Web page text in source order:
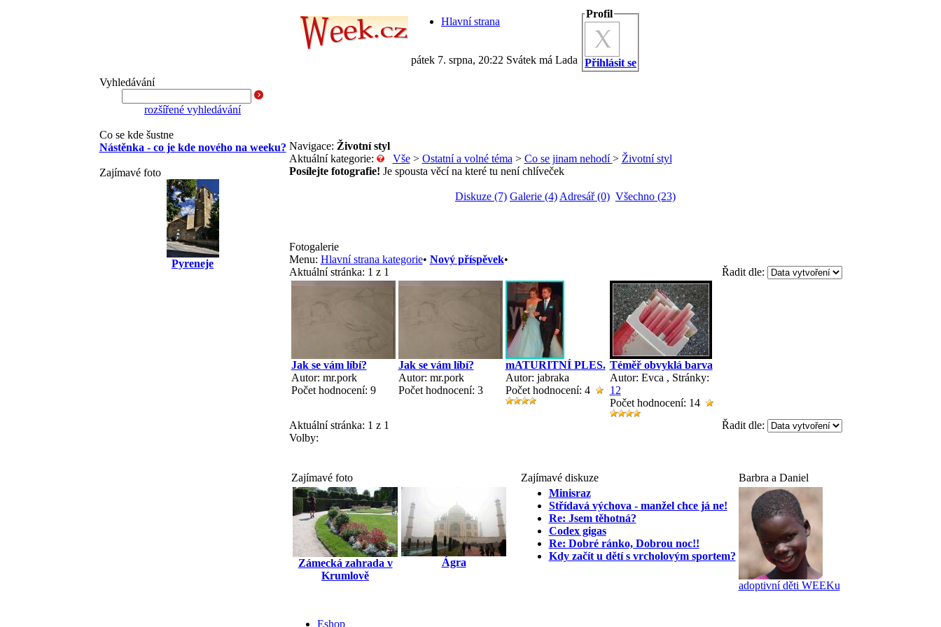
Hlavní strana
pátek 7. srpna, 20:22 Svátek má Lada
Profil
Přihlásit se
Vyhledávání
rozšířené vyhledávání
Co se kde šustne
Nástěnka - co je kde nového na weeku?
Zajímavé foto
Pyreneje
Navigace: Životní styl
Aktuální kategorie:
Vše> Ostatní a volné téma > Co se jinam nehodí> Životní styl
Posílejte fotografie! Je spousta věcí na které tu není chlíveček
Diskuze (7) Galerie (4) Adresář (0) Všechno (23)
Fotogalerie
Menu: Hlavní strana kategorie• Nový příspěvek•
Řadit dle:
Aktuální stránka: 1 z 1
Jak se vám líbí?
Autor: mr.pork
Počet hodnocení: 9
Jak se vám líbí?
Autor: mr.pork
Počet hodnocení: 3
mATURITNÍ PLES.
Autor: jabraka
Počet hodnocení: 4
Téměř obvyklá barva
Autor: Evca , Stránky:
1 2
Počet hodnocení: 14
Řadit dle:
Aktuální stránka: 1 z 1
Volby:
Zajímavé foto Zajímavé diskuze Barbra a Daniel
Zámecká zahrada v
Krumlově
Ágra
Minisraz
Střídavá výchova - manžel chce já ne!
Re: Jsem těhotná?
Codex gigas
Re: Dobré ránko, Dobrou noc!!
Kdy začít u dětí s vrcholovým sportem?
adoptivní děti WEEKu
Eshop